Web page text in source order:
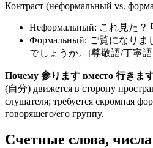
Контраст (неформальный vs.
Неформальный: これ見た？
Формальный: ご覧になりま
でしょうか。[尊敬語/丁寧
Почему 参ります вместо 行きま
(自分) движется в сторону
слушателя; требуется скромная
говорящего/его группу.
Счетные слова,